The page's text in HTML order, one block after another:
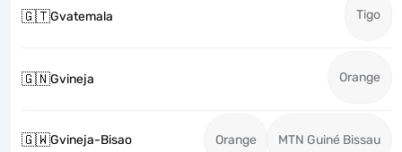
🇬🇹Gvatemala Tigo
🇬🇳Gvineja Orange
🇬🇼Gvineja-Bisao Orange MTN Guiné Bissau